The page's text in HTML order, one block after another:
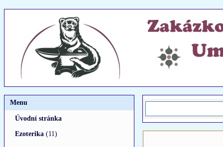
Menu
Úvodní stránka
Ezoterika (11)